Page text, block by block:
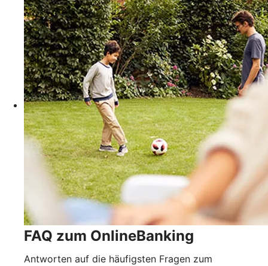
FAQ zum OnlineBanking
Antworten auf die häufigsten Fragen zum